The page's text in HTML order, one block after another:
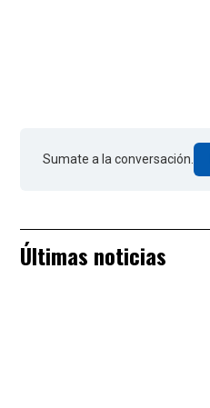
Sumate a la conversación.
Últimas noticias